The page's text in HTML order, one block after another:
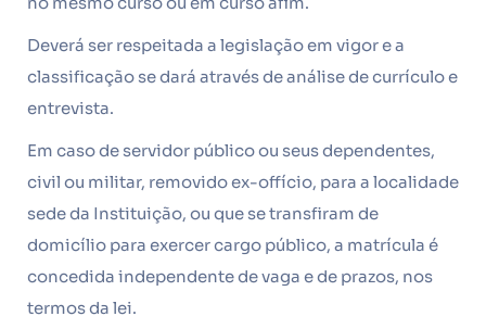
Deverá ser respeitada a legislação em vigor e a
classificação se dará através de análise de currículo e
entrevista.
Em caso de servidor público ou seus dependentes,
civil ou militar, removido ex-offício, para a localidade
sede da Instituição, ou que se transfiram de
domicílio para exercer cargo público, a matrícula é
concedida independente de vaga e de prazos, nos
termos da lei.